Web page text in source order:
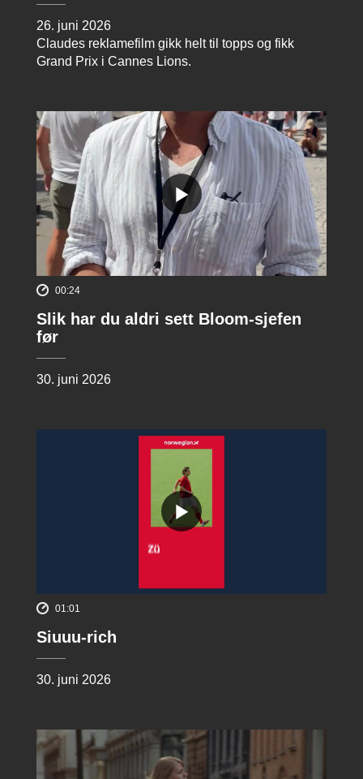
26. juni 2026
Claudes reklamefilm gikk helt til topps og fikk
Grand Prix i Cannes Lions.
00:24
Slik har du aldri sett Bloom-sjefen
før
30. juni 2026
01:01
Siuuu-rich
30. juni 2026